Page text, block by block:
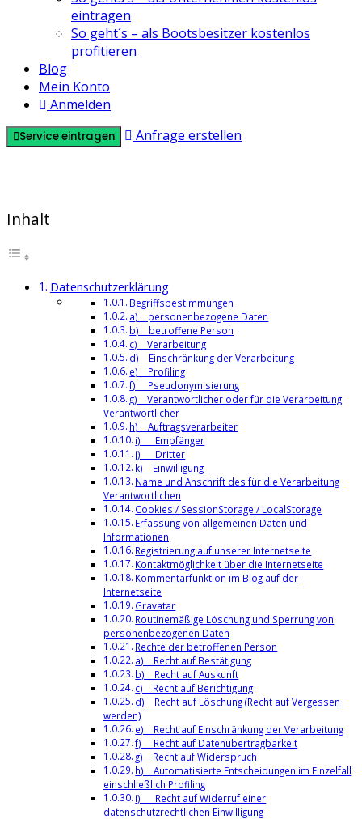
eintragen
So geht´s – als Bootsbesitzer kostenlos
profitieren
Blog
Mein Konto
Anmelden
Service eintragen Anfrage erstellen
Inhalt
Datenschutzerklärung
Begriffsbestimmungen
a) personenbezogene Daten
b) betroffene Person
c) Verarbeitung
d) Einschränkung der Verarbeitung
e) Profiling
f) Pseudonymisierung
g) Verantwortlicher oder für die Verarbeitung
Verantwortlicher
h) Auftragsverarbeiter
i) Empfänger
j) Dritter
k) Einwilligung
Name und Anschrift des für die Verarbeitung
Verantwortlichen
Cookies / SessionStorage / LocalStorage
Erfassung von allgemeinen Daten und
Informationen
Registrierung auf unserer Internetseite
Kontaktmöglichkeit über die Internetseite
Kommentarfunktion im Blog auf der
Internetseite
Gravatar
Routinemäßige Löschung und Sperrung von
personenbezogenen Daten
Rechte der betroffenen Person
a) Recht auf Bestätigung
b) Recht auf Auskunft
c) Recht auf Berichtigung
d) Recht auf Löschung (Recht auf Vergessen
werden)
e) Recht auf Einschränkung der Verarbeitung
f) Recht auf Datenübertragbarkeit
g) Recht auf Widerspruch
h) Automatisierte Entscheidungen im Einzelfall
einschließlich Profiling
i) Recht auf Widerruf einer
datenschutzrechtlichen Einwilligung